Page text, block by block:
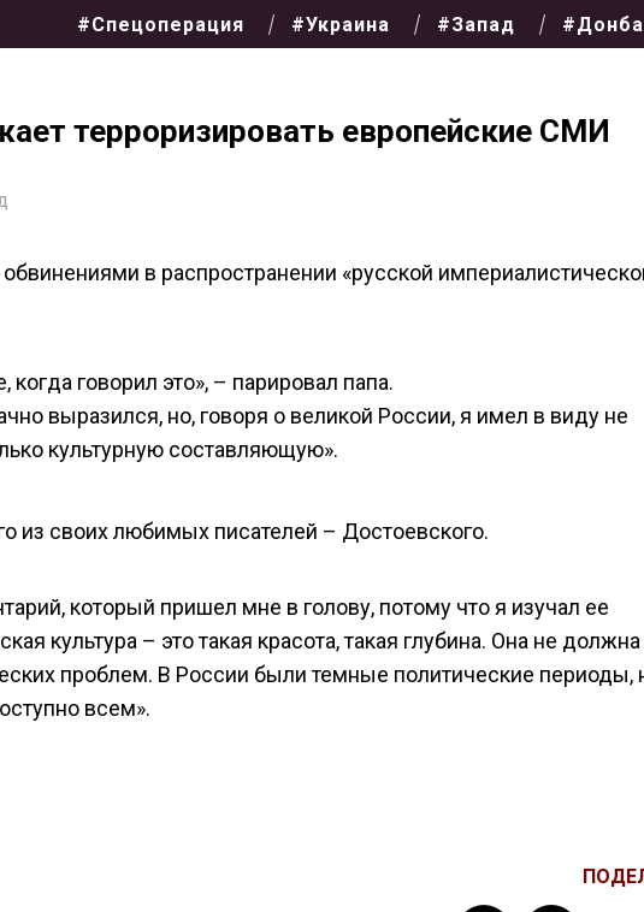
#Спецоперация #Украина #Запад
терроризировать европейские СМИ
в распространении «русской
говорил это», – парировал папа.
выразился, но, говоря о великой России, я имел в виду не
культурную составляющую».
из своих любимых писателей – Достоевского.
который пришел мне в голову, потому что я изучал ее
культура – это такая красота, такая глубина. Она не должна
проблем. В России были темные политические периоды,
всем».